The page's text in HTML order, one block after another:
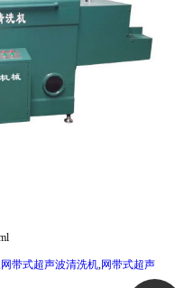
网带式超声波清洗机 网带式超声